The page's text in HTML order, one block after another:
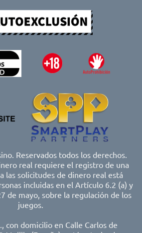
Reservados todos los derechos.
real requiere el registro de una
las solicitudes de dinero real está
incluidas en el Artículo 6.2 (a) y
de mayo, sobre la regulación de los
juegos.
con domicilio en Calle Carlos de